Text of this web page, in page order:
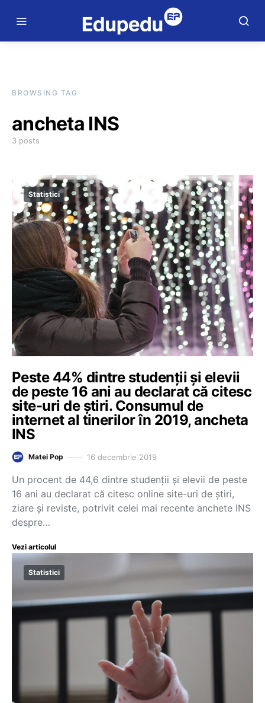
BROWSING TAG
ancheta INS
3 posts
Statistici
Peste 44% dintre studenții și elevii
de peste 16 ani au declarat că citesc
site-uri de știri. Consumul de
internet al tinerilor în 2019, ancheta
INS
Matei Pop 16 decembrie 2019
Un procent de 44,6 dintre studenții și elevii de peste
16 ani au declarat că citesc online site-uri de știri,
ziare și reviste, potrivit celei mai recente anchete INS
despre…
Vezi articolul
Statistici